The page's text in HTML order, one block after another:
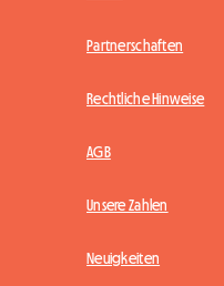
Partnerschaften
Rechtliche Hinweise
AGB
Unsere Zahlen
Neuigkeiten